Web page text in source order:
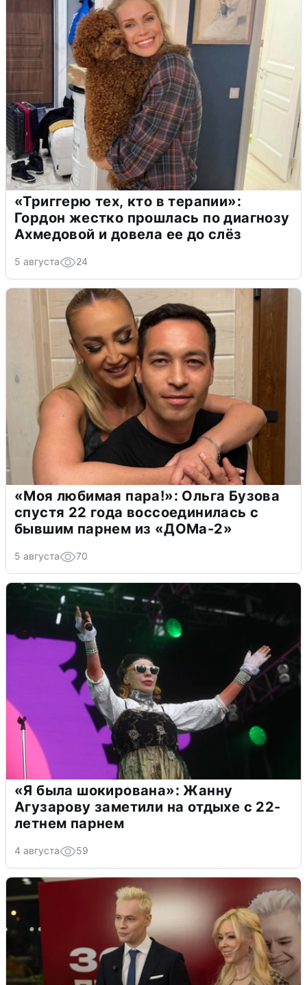
«Триггерю тех, кто в терапии»:
Гордон жестко прошлась по диагнозу
Ахмедовой и довела ее до слёз
5 августа 24
«Моя любимая пара!»: Ольга Бузова
спустя 22 года воссоединилась с
бывшим парнем из «ДОМа-2»
5 августа 70
«Я была шокирована»: Жанну
Агузарову заметили на отдыхе с 22-
летнем парнем
4 августа 59